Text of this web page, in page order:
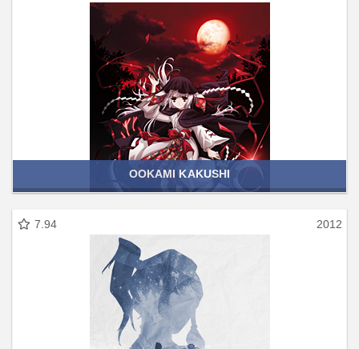
OOKAMI KAKUSHI
7.94 2012